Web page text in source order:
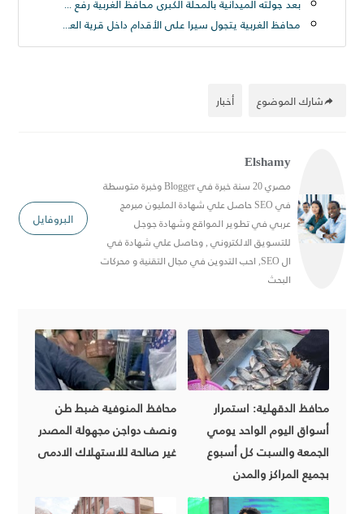
محافظ الغربية يتجول سيرا على الأقدام داخل قرية العزيزية بسمنود: “مطالب المواطنين أولوية ولن نترك مشكلة دون حل
أخبار شارك الموضوع
Elshamy
مصري 20 سنة خبرة في Blogger وخبرة متوسطة
في SEO حاصل علي شهادة المليون مبرمج
عربي في تطوير المواقع وشهادة جوجل
للتسويق الالكتروني , وحاصل علي شهادة في
ال SEO, احب التدوين في مجال التقنية و محركات
البحث
البروفايل
محافظ المنوفية ضبط طن
ونصف دواجن مجهولة المصدر
غير صالحة للاستهلاك الادمى
محافظ الدقهلية: استمرار
أسواق اليوم الواحد يومي
الجمعة والسبت كل أسبوع
بجميع المراكز والمدن